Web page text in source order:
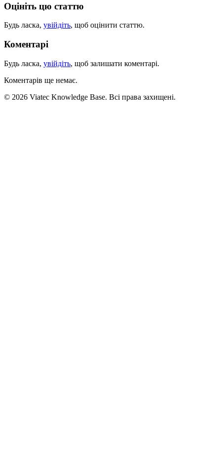
Оцініть цю статтю
Будь ласка, увійдіть, щоб оцінити статтю.
Коментарі
Будь ласка, увійдіть, щоб залишати коментарі.
Коментарів ще немає.
© 2026 Viatec Knowledge Base. Всі права захищені.